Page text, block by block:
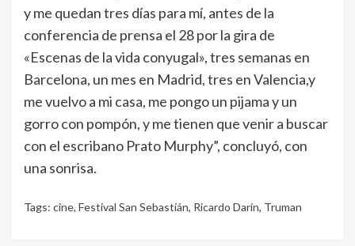
y me quedan tres días para mí, antes de la
conferencia de prensa el 28 por la gira de
«Escenas de la vida conyugal», tres semanas en
Barcelona, un mes en Madrid, tres en Valencia,y
me vuelvo a mi casa, me pongo un pijama y un
gorro con pompón, y me tienen que venir a buscar
con el escribano Prato Murphy”, concluyó, con
una sonrisa.
Tags: cine, Festival San Sebastián, Ricardo Darín, Truman